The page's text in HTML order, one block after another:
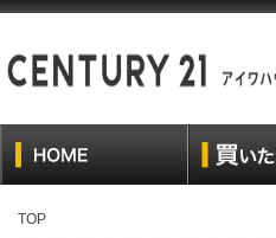
TOP